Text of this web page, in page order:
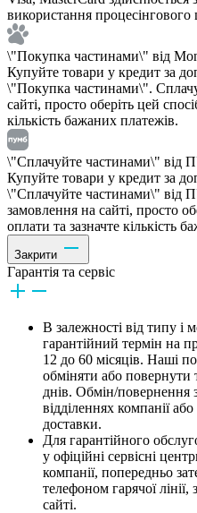
використання процесінгового
\"Покупка частинами\" від
Купуйте товари у кредит за
\"Покупка частинами\".
сайті, просто оберіть цей
кількість бажаних платежів.
\"Сплачуйте частинами\" від
Купуйте товари у кредит за
\"Сплачуйте частинами\" від
замовлення на сайті, просто
оплати та зазначте кількість
Закрити
Гарантія та сервіс
В залежності від типу і
гарантійний термін на
12 до 60 місяців. Наші
обміняти або повернути
днів. Обмін/повернення
відділеннях компанії
доставки.
Для гарантійного
у офіційні сервісні
компанії, попередньо
телефоном гарячої лінії,
сайті.